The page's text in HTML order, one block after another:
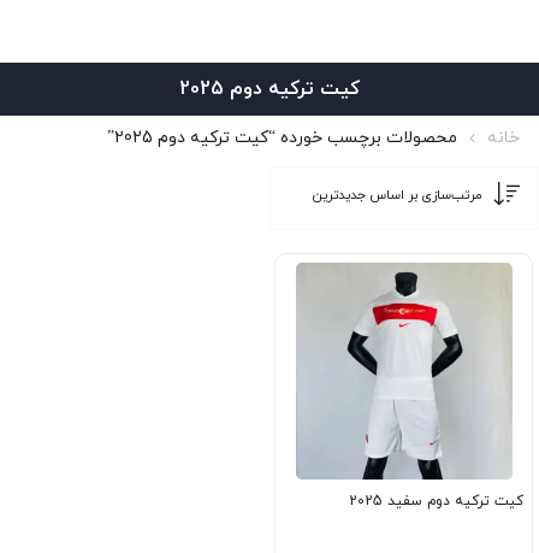
کیت ترکیه دوم 2025
خانه محصولات برچسب خورده “کیت ترکیه دوم 2025”
کیت ترکیه دوم سفید 2025